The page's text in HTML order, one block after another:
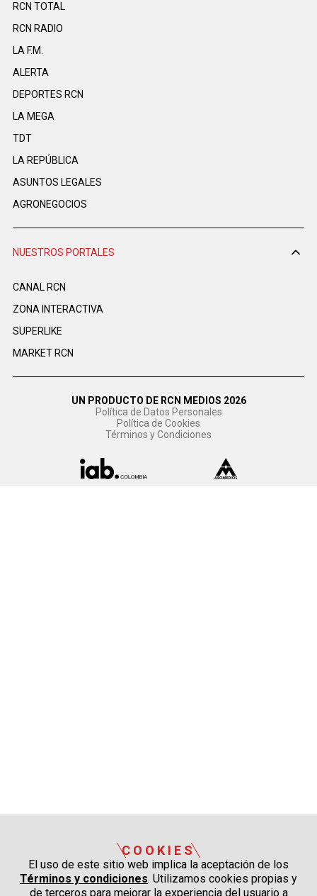
RCN TOTAL
RCN RADIO
LA F.M.
ALERTA
DEPORTES RCN
LA MEGA
TDT
LA REPÚBLICA
ASUNTOS LEGALES
AGRONEGOCIOS
NUESTROS PORTALES
CANAL RCN
ZONA INTERACTIVA
SUPERLIKE
MARKET RCN
UN PRODUCTO DE RCN MEDIOS 2026
Política de Datos Personales
Política de Cookies
Términos y Condiciones
COOKIES
El uso de este sitio web implica la aceptación de los
Términos y condiciones. Utilizamos cookies propias y
de terceros para mejorar la experiencia del usuario a